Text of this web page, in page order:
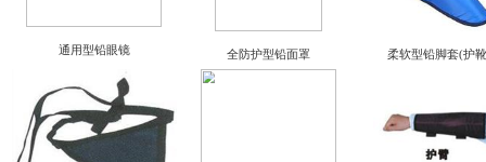
双面防护柔软型铅裤 乳腺防护柔软型铅围裙